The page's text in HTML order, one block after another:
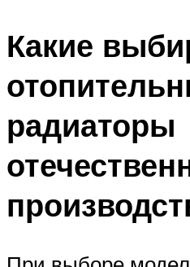
Какие
радиаторы